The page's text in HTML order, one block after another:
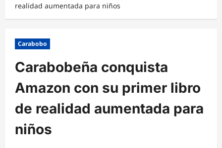
realidad aumentada para niños
Carabobo
Carabobeña conquista
Amazon con su primer libro
de realidad aumentada para
niños